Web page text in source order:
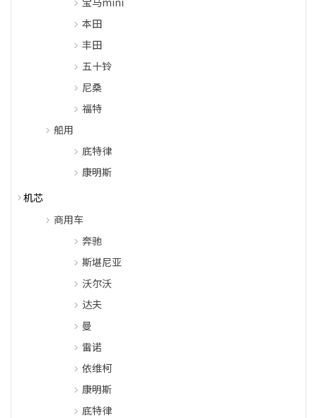
本田
丰田
五十铃
尼桑
福特
船用
底特律
康明斯
机芯
商用车
奔驰
斯堪尼亚
沃尔沃
达夫
曼
雷诺
依维柯
康明斯
底特律